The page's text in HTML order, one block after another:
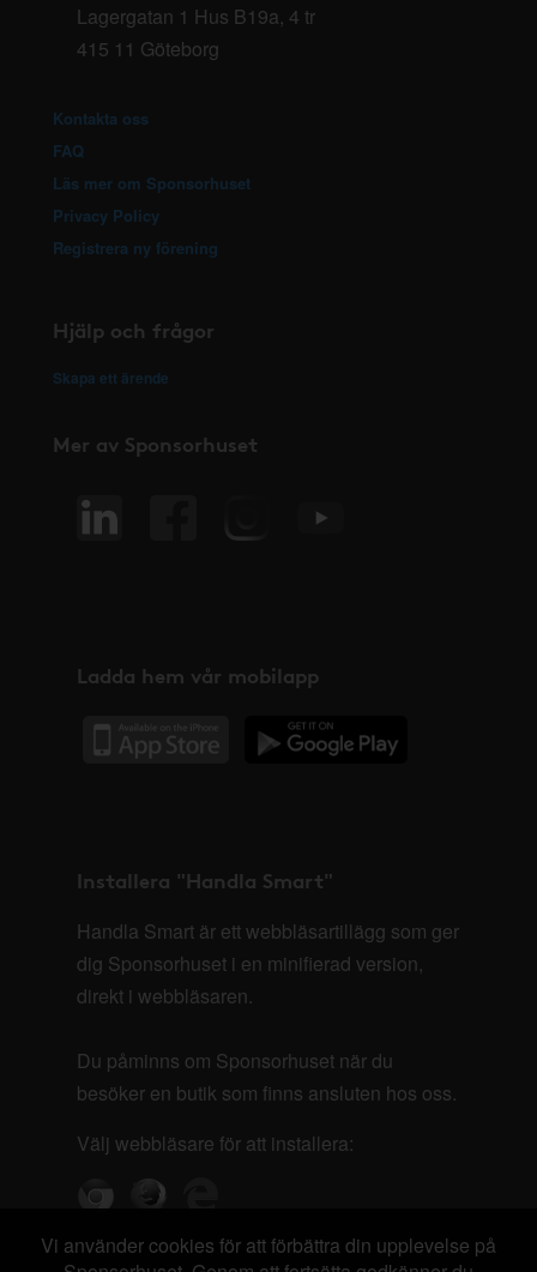
Lagergatan 1 Hus B19a, 4 tr
415 11 Göteborg
Kontakta oss
FAQ
Läs mer om Sponsorhuset
Privacy Policy
Registrera ny förening
Hjälp och frågor
Skapa ett ärende
Mer av Sponsorhuset
Ladda hem vår mobilapp
Installera "Handla Smart"
Handla Smart är ett webbläsartillägg som ger
dig Sponsorhuset i en minifierad version,
direkt i webbläsaren.
Du påminns om Sponsorhuset när du
besöker en butik som finns ansluten hos oss.
Välj webbläsare för att installera:
Vi använder cookies för att förbättra din upplevelse på